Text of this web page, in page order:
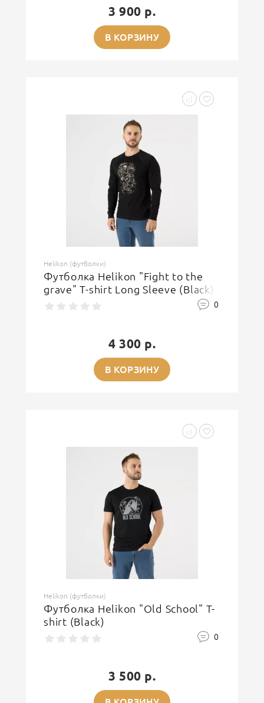
3 900 р.
В КОРЗИНУ
Helikon (футболки)
Футболка Helikon "Fight to the
grave" T-shirt Long Sleeve (Black)
0
4 300 р.
В КОРЗИНУ
Helikon (футболки)
Футболка Helikon "Old School" T-
shirt (Black)
0
3 500 р.